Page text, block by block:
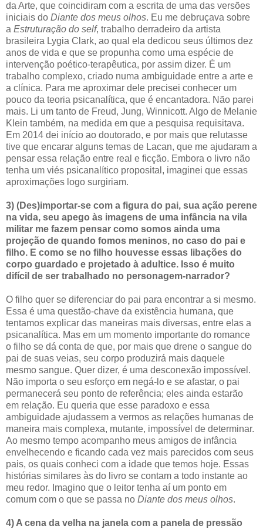
da Arte, que coincidiram com a escrita de uma das versões
iniciais do Diante dos meus olhos. Eu me debruçava sobre
a Estruturação do self, trabalho derradeiro da artista
brasileira Lygia Clark, ao qual ela dedicou seus últimos dez
anos de vida e que se propunha como uma espécie de
intervenção poético-terapêutica, por assim dizer. É um
trabalho complexo, criado numa ambiguidade entre a arte e
a clínica. Para me aproximar dele precisei conhecer um
pouco da teoria psicanalítica, que é encantadora. Não parei
mais. Li um tanto de Freud, Jung, Winnicott. Algo de Melanie
Klein também, na medida em que a pesquisa requisitava.
Em 2014 dei início ao doutorado, e por mais que relutasse
tive que encarar alguns temas de Lacan, que me ajudaram a
pensar essa relação entre real e ficção. Embora o livro não
tenha um viés psicanalítico proposital, imaginei que essas
aproximações logo surgiriam.
3) (Des)importar-se com a figura do pai, sua ação perene
na vida, seu apego às imagens de uma infância na vila
militar me fazem pensar como somos ainda uma
projeção de quando fomos meninos, no caso do pai e
filho. E como se no filho houvesse essas libações do
corpo guardado e projetado à adultice. Isso é muito
difícil de ser trabalhado no personagem-narrador?
O filho quer se diferenciar do pai para encontrar a si mesmo.
Essa é uma questão-chave da existência humana, que
tentamos explicar das maneiras mais diversas, entre elas a
psicanalítica. Mas em um momento importante do romance
o filho se dá conta de que, por mais que drene o sangue do
pai de suas veias, seu corpo produzirá mais daquele
mesmo sangue. Quer dizer, é uma desconexão impossível.
Não importa o seu esforço em negá-lo e se afastar, o pai
permanecerá seu ponto de referência; eles ainda estarão
em relação. Eu queria que esse paradoxo e essa
ambiguidade ajudassem a vermos as relações humanas de
maneira mais complexa, mutante, impossível de determinar.
Ao mesmo tempo acompanho meus amigos de infância
envelhecendo e ficando cada vez mais parecidos com seus
pais, os quais conheci com a idade que temos hoje. Essas
histórias similares às do livro se contam a todo instante ao
meu redor. Imagino que o leitor tenha aí um ponto em
comum com o que se passa no Diante dos meus olhos.
4) A cena da velha na janela com a panela de pressão